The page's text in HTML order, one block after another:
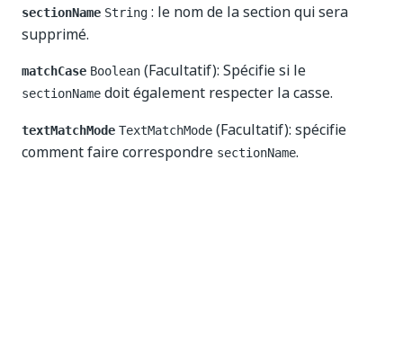
sectionName String : le nom de la section qui sera
supprimé.
matchCase Boolean (Facultatif): Spécifie si le
sectionName doit également respecter la casse.
textMatchMode TextMatchMode (Facultatif): spécifie
comment faire correspondre sectionName.